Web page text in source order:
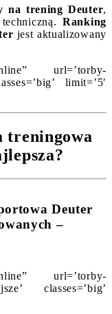
na trening Deuter,
Ranking
jest aktualizowany
url=’torby-
limit=’5′
treningowa
Deuter
–
url=’torby-
classes=’big’